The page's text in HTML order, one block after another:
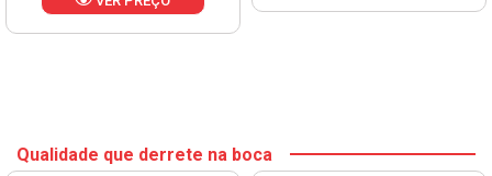
Qualidade que derrete na boca